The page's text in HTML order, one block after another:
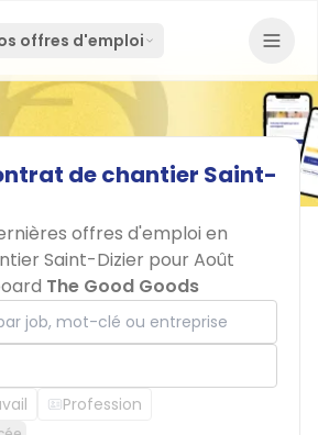
offres d'emploi
dechantier Saint-
offres d'emploi en
Saint-Dizier pour Août
The Good Goods
mot-clé ou entreprise
Profession